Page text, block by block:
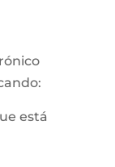
está